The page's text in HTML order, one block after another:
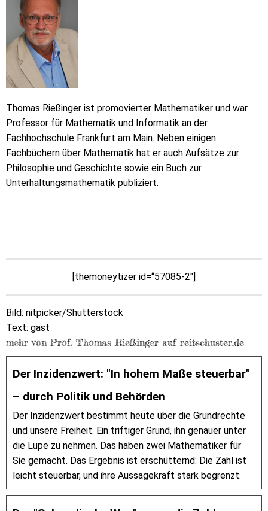
Thomas Rießinger ist promovierter Mathematiker und war
Professor für Mathematik und Informatik an der
Fachhochschule Frankfurt am Main. Neben einigen
Fachbüchern über Mathematik hat er auch Aufsätze zur
Philosophie und Geschichte sowie ein Buch zur
Unterhaltungsmathematik publiziert.
[themoneytizer id=“57085-2″]
Bild: nitpicker/Shutterstock
Text: gast
mehr von Prof. Thomas Rießinger auf reitschuster.de
Der Inzidenzwert: "In hohem Maße steuerbar"
– durch Politik und Behörden
Der Inzidenzwert bestimmt heute über die Grundrechte
und unsere Freiheit. Ein triftiger Grund, ihn genauer unter
die Lupe zu nehmen. Das haben zwei Mathematiker für
Sie gemacht. Das Ergebnis ist erschütternd: Die Zahl ist
leicht steuerbar, und ihre Aussagekraft stark begrenzt.